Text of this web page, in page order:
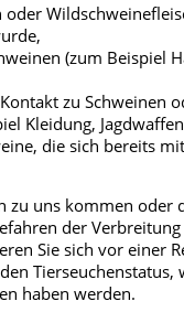
oder
(zum Beispiel
zu Schweinen
Kleidung,
die sich bereits
zu uns kommen oder
der
Sie sich vor einer
Tierseuchenstatus,
haben werden.